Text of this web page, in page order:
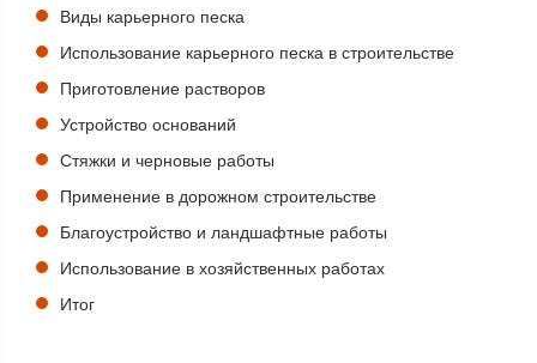
Виды карьерного песка
Использование карьерного песка в строительстве
Приготовление растворов
Устройство оснований
Стяжки и черновые работы
Применение в дорожном строительстве
Благоустройство и ландшафтные работы
Использование в хозяйственных работах
Итог